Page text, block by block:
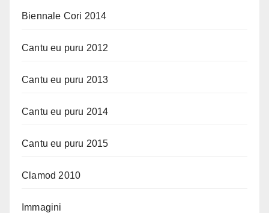
Biennale Cori 2014
Cantu eu puru 2012
Cantu eu puru 2013
Cantu eu puru 2014
Cantu eu puru 2015
Clamod 2010
Immagini